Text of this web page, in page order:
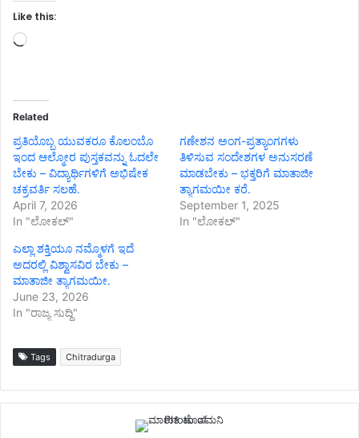
Like this:
Loading…
Related
ಪ್ರತಿಯೊಬ್ಬ ಯುವಕರೂ ಕೊಲಂಬೊ
ಇಂದ ಆಲ್ಮೋರ ಪುಸ್ತಕವನ್ನು ಓದಲೇ
ಬೇಕು – ವಿದ್ಯಾರ್ಥಿಗಳಿಗೆ ಅಭಿಷೇಕ
ಚಕ್ರವರ್ತಿ ಸಲಹೆ.
April 7, 2026
In "ಲೋಕಲ್"
ಗಣೇಶನ ಅಂಗ-ಪ್ರತ್ಯಾಂಗಗಳು
ತಿಳಿಸುವ ಸಂದೇಶಗಳ ಅನುಸರಣೆ
ಮಾಡಬೇಕು – ಭಕ್ತರಿಗೆ ಮಾತಾಜೀ
ತ್ಯಾಗಮಯೀ ಕರೆ.
September 1, 2025
In "ಲೋಕಲ್"
ಎಲ್ಲಾ ಶಕ್ತಿಯೂ ನಮ್ಮೊಳಗೆ ಇದೆ
ಅದರಲ್ಲಿ ವಿಶ್ವಾಸವಿರ ಬೇಕು –
ಮಾತಾಜೀ ತ್ಯಾಗಮಯೀ.
June 23, 2026
In "ರಾಜ್ಯ ಸುದ್ದಿ"
Tags Chitradurga